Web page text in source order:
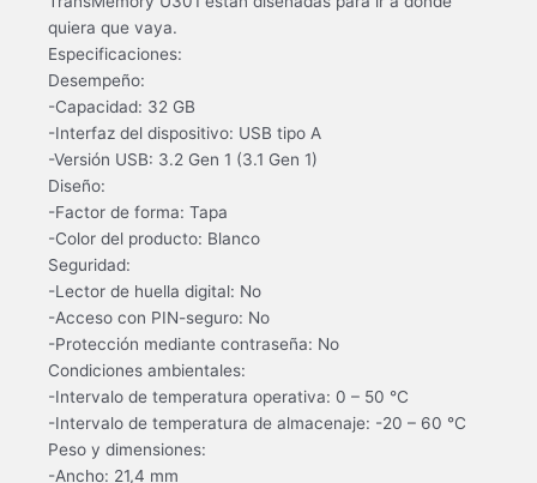
quiera que vaya.
Especificaciones:
Desempeño:
-Capacidad: 32 GB
-Interfaz del dispositivo: USB tipo A
-Versión USB: 3.2 Gen 1 (3.1 Gen 1)
Diseño:
-Factor de forma: Tapa
-Color del producto: Blanco
Seguridad:
-Lector de huella digital: No
-Acceso con PIN-seguro: No
-Protección mediante contraseña: No
Condiciones ambientales:
-Intervalo de temperatura operativa: 0 – 50 °C
-Intervalo de temperatura de almacenaje: -20 – 60 °C
Peso y dimensiones:
-Ancho: 21,4 mm